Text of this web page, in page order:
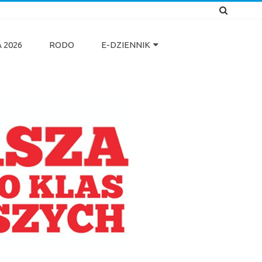
2026 RODO E-DZIENNIK